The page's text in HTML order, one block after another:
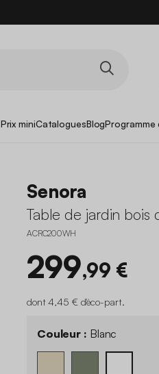
Prix miniCataloguesBlogProgramme
Senora
Table de jardin bois
ACRC200WH
299,99 €
dont 4,45 € d'éco-part.
Couleur : Blanc